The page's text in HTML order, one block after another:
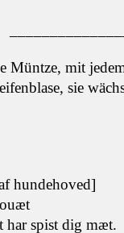
Müntze, mit
sie
hundehoved]
har spist dig mæt.